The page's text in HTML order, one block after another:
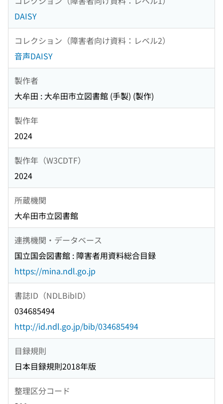
DAISY
コレクション（障害者向け資料：レベル2）
音声DAISY
製作者
大牟田 : 大牟田市立図書館 (手製) (製作)
製作年
2024
製作年（W3CDTF）
2024
所蔵機関
大牟田市立図書館
連携機関・データベース
国立国会図書館 : 障害者用資料総合目録
https://mina.ndl.go.jp
書誌ID（NDLBibID）
034685494
http://id.ndl.go.jp/bib/034685494
目録規則
日本目録規則2018年版
整理区分コード